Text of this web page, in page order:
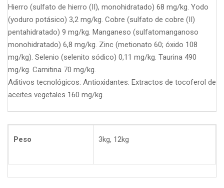
Hierro (sulfato de hierro (II), monohidratado) 68 mg/kg. Yodo
(yoduro potásico) 3,2 mg/kg. Cobre (sulfato de cobre (II)
pentahidratado) 9 mg/kg. Manganeso (sulfatomanganoso
monohidratado) 6,8 mg/kg. Zinc (metionato 60; óxido 108
mg/kg). Selenio (selenito sódico) 0,11 mg/kg. Taurina 490
mg/kg. Carnitina 70 mg/kg.
Aditivos tecnológicos: Antioxidantes: Extractos de tocoferol de
aceites vegetales 160 mg/kg.
Peso 3kg, 12kg